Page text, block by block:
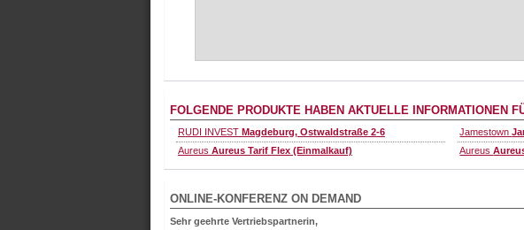
FOLGENDE PRODUKTE HABEN AKTUELLE INFORMATIONEN
RUDI INVEST Magdeburg, Ostwaldstraße 2-6
Aureus Aureus Tarif Flex (Einmalkauf)
Jamestown
Aureus
ONLINE-KONFERENZ ON DEMAND
Sehr geehrte Vertriebspartnerin,